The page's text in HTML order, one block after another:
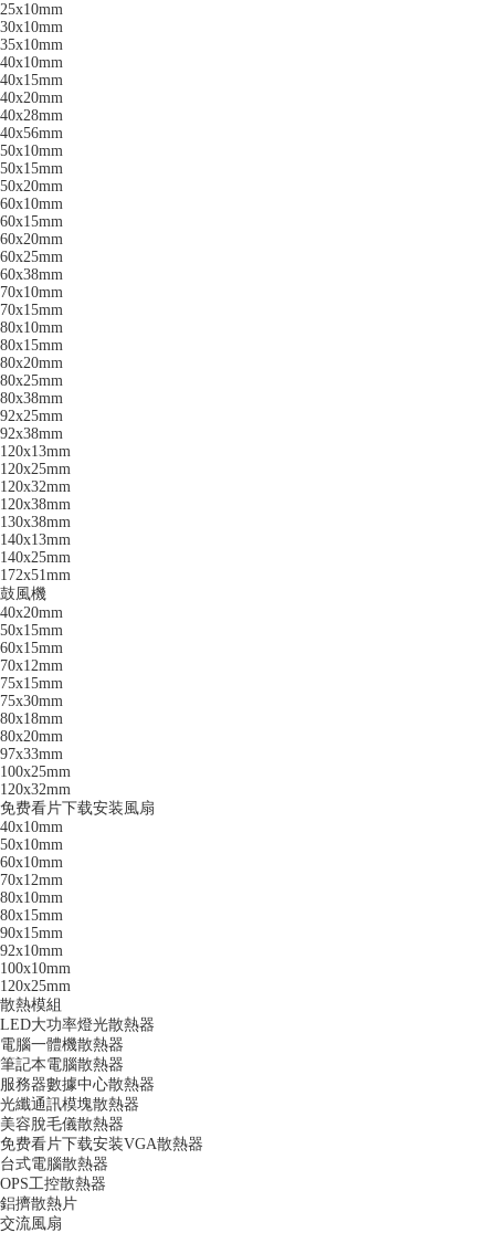
25x10mm
30x10mm
35x10mm
40x10mm
40x15mm
40x20mm
40x28mm
40x56mm
50x10mm
50x15mm
50x20mm
60x10mm
60x15mm
60x20mm
60x25mm
60x38mm
70x10mm
70x15mm
80x10mm
80x15mm
80x20mm
80x25mm
80x38mm
92x25mm
92x38mm
120x13mm
120x25mm
120x32mm
120x38mm
130x38mm
140x13mm
140x25mm
172x51mm
鼓風機
40x20mm
50x15mm
60x15mm
70x12mm
75x15mm
75x30mm
80x18mm
80x20mm
97x33mm
100x25mm
120x32mm
免费看片下载安装風扇
40x10mm
50x10mm
60x10mm
70x12mm
80x10mm
80x15mm
90x15mm
92x10mm
100x10mm
120x25mm
散熱模組
LED大功率燈光散熱器
電腦一體機散熱器
筆記本電腦散熱器
服務器數據中心散熱器
光纖通訊模塊散熱器
美容脫毛儀散熱器
免费看片下载安装VGA散熱器
台式電腦散熱器
OPS工控散熱器
鋁擠散熱片
交流風扇